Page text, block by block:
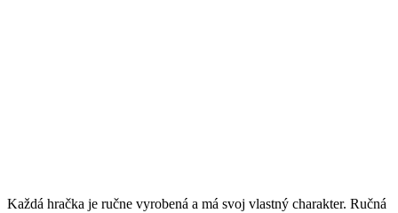
Každá hračka je ručne vyrobená a má svoj vlastný charakter. Ručná